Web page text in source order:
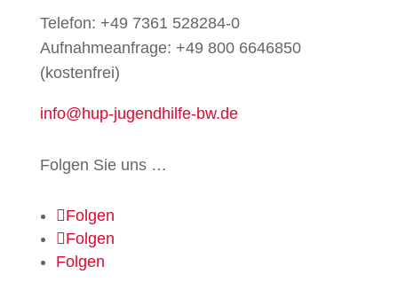
Telefon: +49 7361 528284-0
Aufnahmeanfrage: +49 800 6646850
(kostenfrei)
info@hup-jugendhilfe-bw.de
Folgen Sie uns …
Folgen
Folgen
Folgen